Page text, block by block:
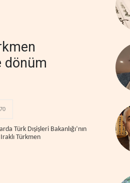
dönüm
Türk Dışişleri Bakanlığı’nın
Türkmen